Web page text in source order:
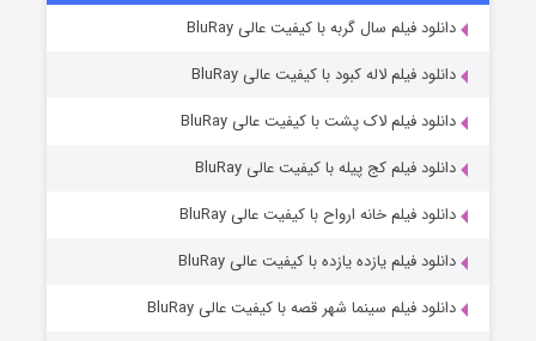
قسمت7 (زیرنویس) منتشر شد دانلود فیلم سال گربه با کیفیت عالی BluRay
دانلود فیلم لاله کبود با کیفیت عالی BluRay
دانلود فیلم لاک پشت با کیفیت عالی BluRay
دانلود فیلم کج‌ پیله با کیفیت عالی BluRay
دانلود فیلم خانه ارواح با کیفیت عالی BluRay
دانلود فیلم یازده یازده با کیفیت عالی BluRay
دانلود فیلم سینما شهر قصه با کیفیت عالی BluRay